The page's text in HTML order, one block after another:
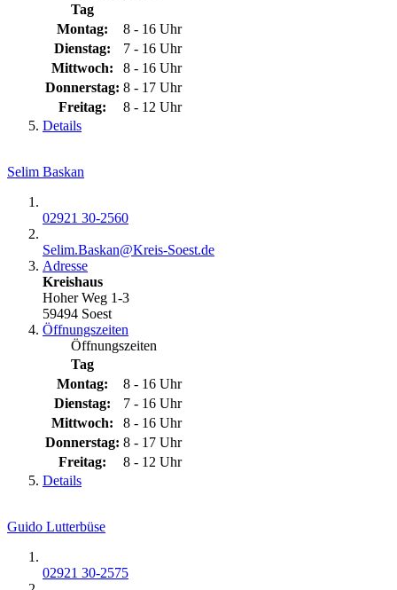
Tag
Montag:
8 - 16 Uhr
Dienstag:
7 - 16 Uhr
Mittwoch:
8 - 16 Uhr
Donnerstag: 8 - 17 Uhr
Freitag:
8 - 12 Uhr
Details
Selim Baskan
02921 30-2560
Selim.Baskan@​Kreis-Soest.de
Adresse
Kreishaus
Hoher Weg 1-3
59494 Soest
Öffnungszeiten
Öffnungszeiten
Tag
Montag:
8 - 16 Uhr
Dienstag:
7 - 16 Uhr
Mittwoch:
8 - 16 Uhr
Donnerstag: 8 - 17 Uhr
Freitag:
8 - 12 Uhr
Details
Guido Lutterbüse
02921 30-2575